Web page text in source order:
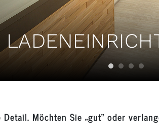
Möchten Sie „gut“ oder